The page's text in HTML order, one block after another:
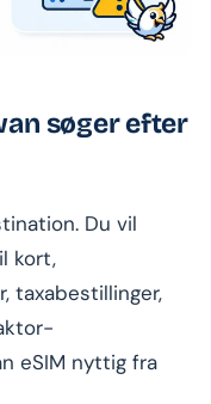
søger efter
Du vil
kort,
taxabestillinger,
eSIM nyttig fra